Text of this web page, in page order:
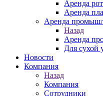
Аренда
Аренда
Аренда
Назад
Аренда
Для сухой
Новости
Компания
Назад
Компания
Сотрудники